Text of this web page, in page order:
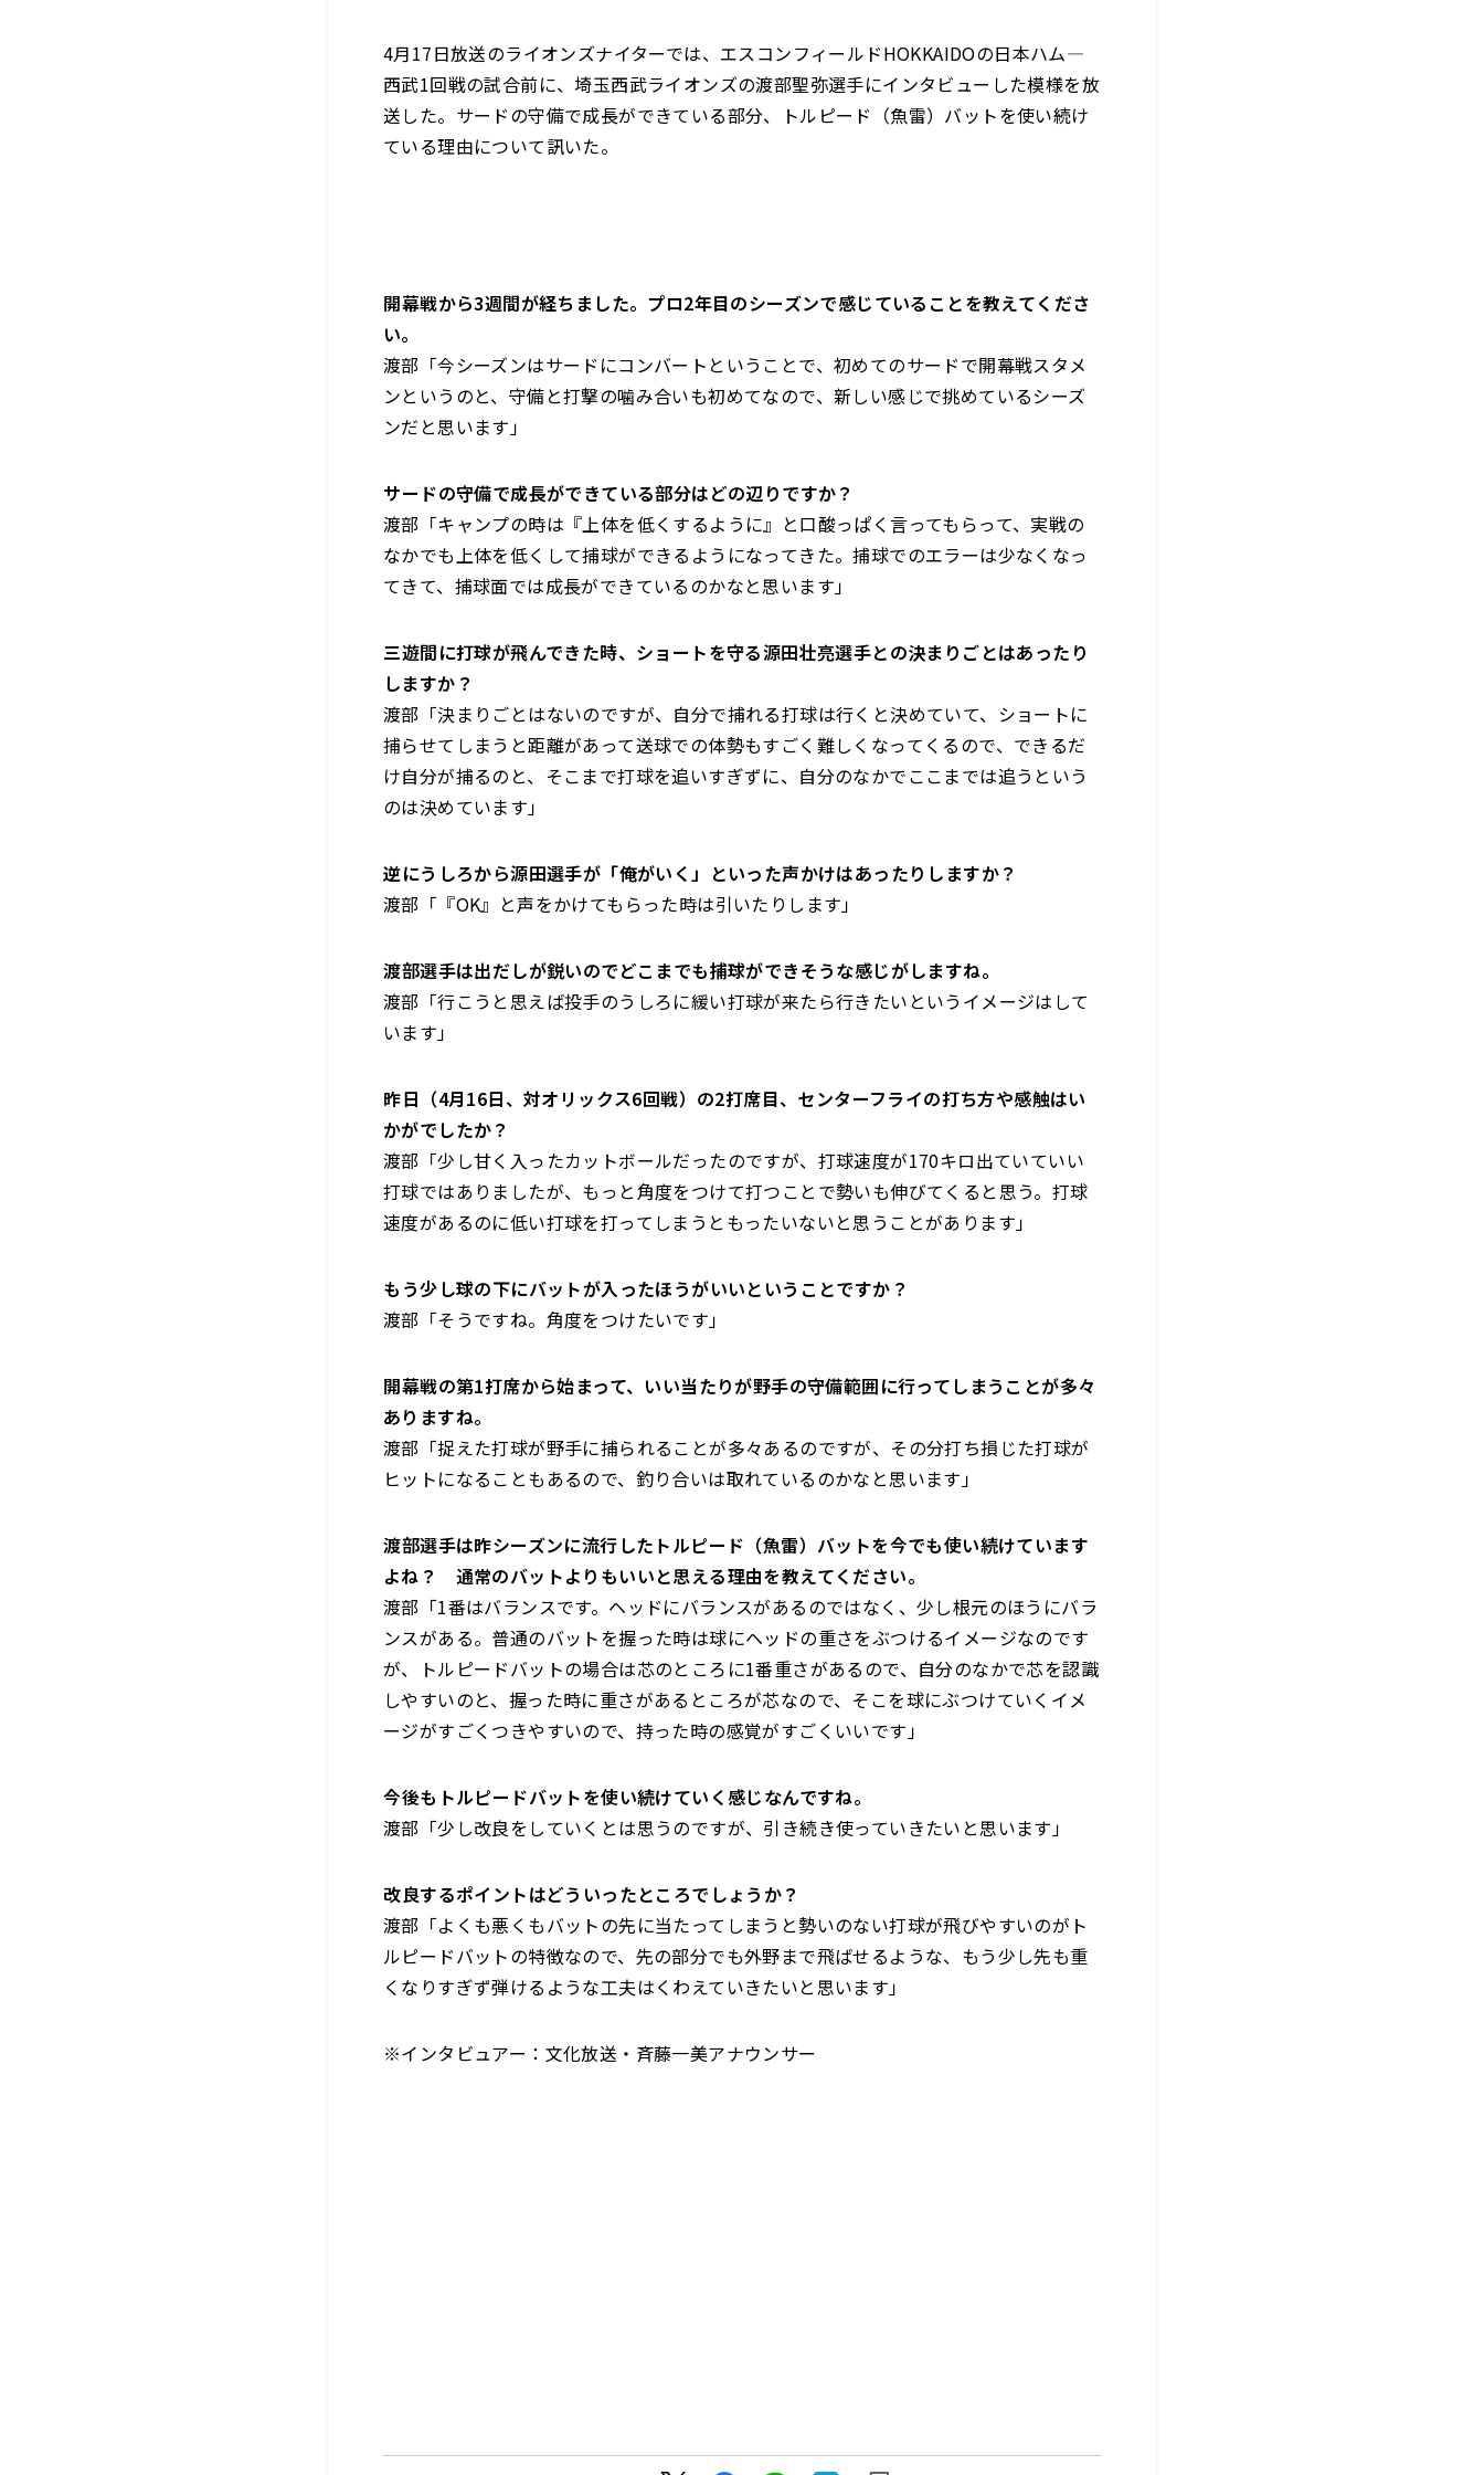
4月17日放送のライオンズナイターでは、エスコンフィールドHOKKAIDOの日本ハム―
西武1回戦の試合前に、埼玉西武ライオンズの渡部聖弥選手にインタビューした模様を放
送した。サードの守備で成長ができている部分、トルピード（魚雷）バットを使い続け
ている理由について訊いた。
――開幕戦から3週間が経ちました。 プロ2年目のシーズンで感じていることを教えてくださ
い。
渡部「今シーズンはサードにコンバートということで、 初めてのサードで開幕戦スタメ
ンというのと、 守備と打撃の噛み合いも初めてなので、新しい感じで挑めているシーズ
ンだと思います」
――サードの守備で成長ができている部分はどの辺りですか？
渡部「キャンプの時は『上体を低くするように』と口酸っぱく言ってもらって、実戦の
なかでも上体を低くして捕球ができるようになってきた。捕球でのエラーは少なくなっ
てきて、捕球面では成長ができているのかなと思います」
――三遊間に打球が飛んできた時、 ショートを守る源田壮亮選手との決まりごとはあったり
しますか？
渡部「決まりごとはないのですが、 自分で捕れる打球は行くと決めていて、ショートに
捕らせてしまうと距離があって送球での体勢もすごく難しくなってくるので、できるだ
け自分が捕るのと、 そこまで打球を追いすぎずに、 自分のなかでここまでは追うという
のは決めています」
――逆にうしろから源田選手が「俺がいく」 といった声かけはあったりしますか？
渡部「『OK』と声をかけてもらった時は引いたりします」
――渡部選手は出だしが鋭いのでどこまでも捕球ができそうな感じがしますね。
渡部「行こうと思えば投手のうしろに緩い打球が来たら行きたいと いうイメージはして
います」
――昨日（4月16日、対オリックス6回戦）の2打席目、 センターフライの打ち方や感触はい
かがでしたか？
渡部「少し甘く入ったカットボールだったのですが、打球速度が170キロ出ていていい
打球ではありましたが、 もっと角度をつけて打つことで勢いも伸びてくると思う。打球
速度があるのに低い打球を打ってしまうともったいないと思う ことがあります」
――もう少し球の下にバットが入ったほうがいいということですか？
渡部「そうですね。角度をつけたいです」
――開幕戦の第1打席から始まって、 いい当たりが野手の守備範囲に行ってしまうことが多々
ありますね。
渡部「捉えた打球が野手に捕られることが多々あるのですが、 その分打ち損じた打球が
ヒットになることもあるので、 釣り合いは取れているのかなと思います」
――渡部選手は昨シーズンに流行したトルピード （魚雷） バットを今でも使い続けています
よね？ 通常のバットよりもいいと思える理由を教えてください。
渡部「1番はバランスです。ヘッドにバランスがあるのではなく、 少し根元のほうにバラ
ンスがある。普通のバットを握った時は球にヘッドの重さをぶつけるイメージなのです
が、
トルピードバットの場合は芯のところに1番重さがあるので、 自分のなかで芯を認識
しやすいのと、 握った時に重さがあるところが芯なので、 そこを球にぶつけていくイメ
ージがすごくつきやすいので、 持った時の感覚がすごくいいです」
――今後もトルピードバットを使い続けていく感じなんですね。
渡部「少し改良をしていくとは思うのですが、 引き続き使っていきたいと思います」
――改良するポイントはどういったところでしょうか？
渡部「よくも悪くもバットの先に当たってしまうと勢いのない打球が飛びやすいのがト
ルピードバットの特徴なので、 先の部分でも外野まで飛ばせるような、 もう少し先も重
くなりすぎず弾けるような工夫はくわえていきたいと 思います」
※インタビュアー：文化放送・斉藤一美アナウンサー